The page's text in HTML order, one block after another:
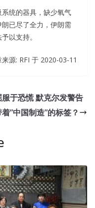
统的器具，缺少氧气
已尽了全力，伊朗需
以支持。
源: RFI 于 2020-03-11
于恐慌 默克尔发警告
”中国制造”的标签？